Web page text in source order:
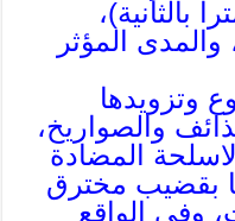
السرعة 240 مترا بالثانية)،
3500 متر، والمدى المؤثر
وتزويدها
والصواريخ،
المضادة
بقضيب مخترق
وفي الواقع